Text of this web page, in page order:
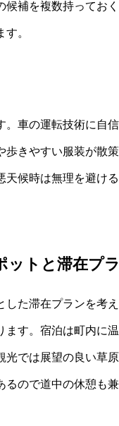
補を複数持ってお
。
車の運転技術に自
歩きやすい服装が散
候時は無理を避け
ットと滞在プ
た滞在プランを考
す。宿泊は町内に
光では展望の良い草
ので道中の休憩も